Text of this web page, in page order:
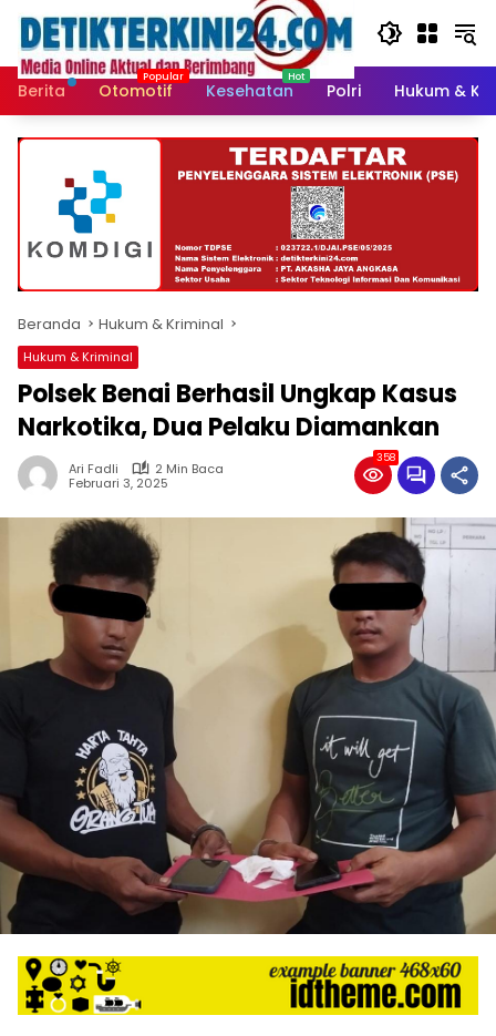
Langsung
konten
Berita
Otomotif Kesehatan Polri Hukum &
Beranda Hukum & Kriminal
Hukum & Kriminal
Polsek Benai Berhasil Ungkap Kasus
Narkotika, Dua Pelaku Diamankan
Ari Fadli
2 Min Baca
Februari 3, 2025
358